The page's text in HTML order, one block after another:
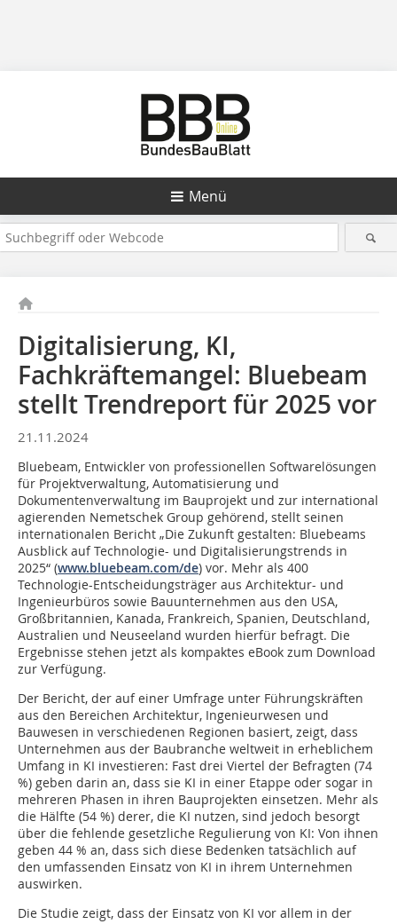
Menü
Digitalisierung, KI,
Fachkräftemangel: Bluebeam
stellt Trendreport für 2025 vor
21.11.2024
Bluebeam, Entwickler von professionellen Softwarelösungen
für Projektverwaltung, Automatisierung und
Dokumentenverwaltung im Bauprojekt und zur international
agierenden Nemetschek Group gehörend, stellt seinen
internationalen Bericht „Die Zukunft gestalten: Bluebeams
Ausblick auf Technologie- und Digitalisierungstrends in
2025“ (www.bluebeam.com/de) vor. Mehr als 400
Technologie-Entscheidungsträger aus Architektur- und
Ingenieurbüros sowie Bauunternehmen aus den USA,
Großbritannien, Kanada, Frankreich, Spanien, Deutschland,
Australien und Neuseeland wurden hierfür befragt. Die
Ergebnisse stehen jetzt als kompaktes eBook zum Download
zur Verfügung.
Der Bericht, der auf einer Umfrage unter Führungskräften
aus den Bereichen Architektur, Ingenieurwesen und
Bauwesen in verschiedenen Regionen basiert, zeigt, dass
Unternehmen aus der Baubranche weltweit in erheblichem
Umfang in KI investieren: Fast drei Viertel der Befragten (74
%) geben darin an, dass sie KI in einer Etappe oder sogar in
mehreren Phasen in ihren Bauprojekten einsetzen. Mehr als
die Hälfte (54 %) derer, die KI nutzen, sind jedoch besorgt
über die fehlende gesetzliche Regulierung von KI: Von ihnen
geben 44 % an, dass sich diese Bedenken tatsächlich auf
den umfassenden Einsatz von KI in ihrem Unternehmen
auswirken.
Die Studie zeigt, dass der Einsatz von KI vor allem in der